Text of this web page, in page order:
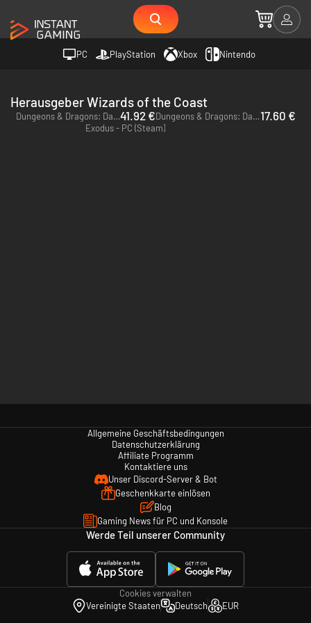
PC PlayStation Xbox Nintendo
Herausgeber Wizards of the Coast
Dungeons & Dragons: Dark Alliance - Deluxe Edition - PC (Steam)41.92 € Dungeons & Dragons: Dark Alliance - PC (Steam)17.60 €
Exodus - PC (Steam)
Allgemeine Geschäftsbedingungen
Datenschutzerklärung
Affiliate Programm
Kontaktiere uns
Unser Discord-Server & Bot
Geschenkkarte einlösen
Blog
Gaming News für PC und Konsole
Werde Teil unserer Community
Cookies verwalten
Vereinigte Staaten
Deutsch EUR